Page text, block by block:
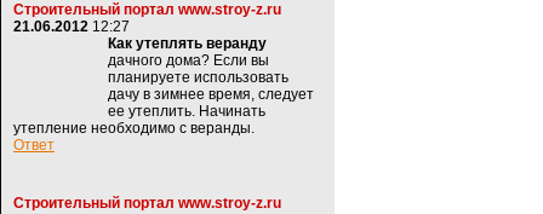
Строительный портал www.stroy-z.ru
21.06.2012 12:27
Как утеплять веранду
дачного дома? Если вы
планируете использовать
дачу в зимнее время, следует
ее утеплить. Начинать
утепление необходимо с веранды.
Ответ
Строительный портал www.stroy-z.ru